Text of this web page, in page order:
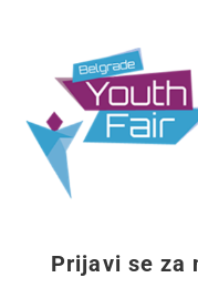
Prijavi se za